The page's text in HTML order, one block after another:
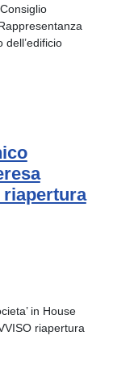
dell’edificio
riapertura
in House
riapertura